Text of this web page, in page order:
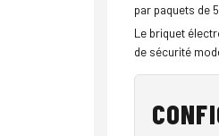
par paquets de
Le briquet
de sécurité